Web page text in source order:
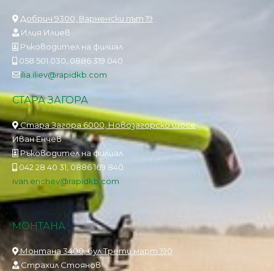
Добрич 9300, Варненски път 19
Илия Илиев
Ръководител на филиал
058 501 030, 0886 319 040
ilia.iliev@rapidkb.com
СТАРА ЗАГОРА
Стара Загора 6000, Новозагорско шосе
Иван Енчев
Ръководител на филиал
042 28 40 31, 0886 169 840
ivan.enchev@rapidkb.com
МОНТАНА
Монтана 3400, бул.Трети март 190
Страхил Стоянов